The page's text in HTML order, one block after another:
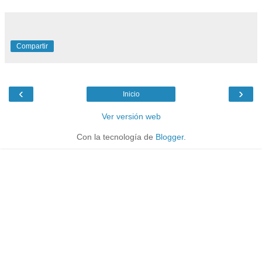
Compartir
‹ ›
Inicio
Ver versión web
Con la tecnología de Blogger.